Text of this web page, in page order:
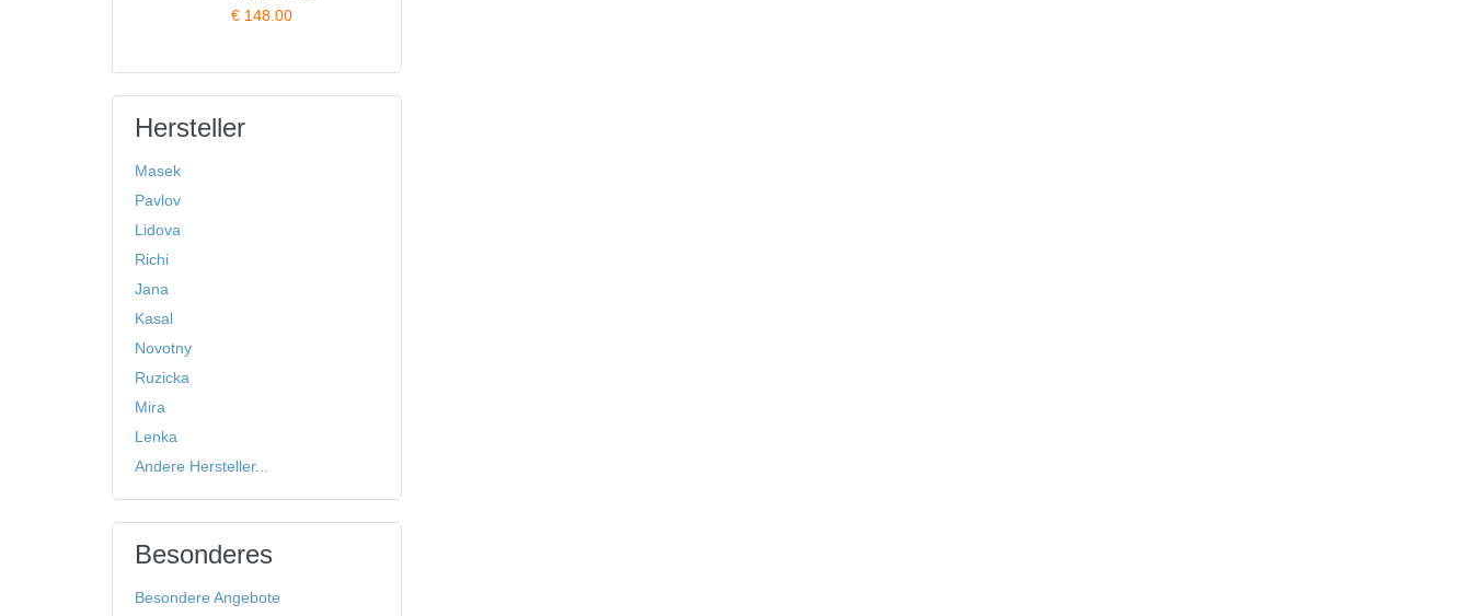
€ 148.00
Hersteller
Masek
Pavlov
Lidova
Richi
Jana
Kasal
Novotny
Ruzicka
Mira
Lenka
Andere Hersteller...
Besonderes
Besondere Angebote